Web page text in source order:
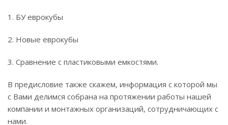
1. БУ еврокубы
2. Новые еврокубы
3. Сравнение с пластиковыми емкостями.
В предисловие также скажем, информация с которой мы
с Вами делимся собрана на протяжении работы нашей
компании и монтажных организаций, сотрудничающих с
нами.